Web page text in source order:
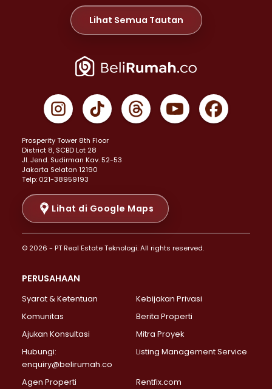
Properti Dijual di Meruya >
Properti Dijual di Jelambar >
Properti Dijual di Jakarta Pusat >
Properti Dijual di Gambir >
Properti Dijual di Johar Baru >
Properti Dijual di Menteng >
Properti Dijual di Senen >
Properti Dijual di Tanah Abang >
Properti Dijual di Cikini >
Properti Dijual di Kramat >
Properti Dijual di Pasar Baru >
Properti Dijual di Bendungan Hilir >
Properti Dijual di Jakarta Selatan >
Properti Dijual di Lebak Bulus >
Properti Dijual di Gandaria Selatan >
Properti Dijual di Pondok Labu >
Properti Dijual di Lenteng Agung >
Properti Dijual di Senayan >
Properti Dijual di Pondok Pinang >
Lihat Semua Tautan
Prosperity Tower 8th Floor
District 8, SCBD Lot 28
JI. Jend. Sudirman Kav. 52-53
Jakarta Selatan 12190
Telp: 021-38959193
Lihat di Google Maps
© 2026 - PT Real Estate Teknologi. All rights reserved.
PERUSAHAAN
Syarat & Ketentuan
Kebijakan Privasi
Komunitas
Berita Properti
Ajukan Konsultasi
Mitra Proyek
Hubungi:
enquiry@belirumah.co
Listing Management Service
Agen Properti Rentfix.com